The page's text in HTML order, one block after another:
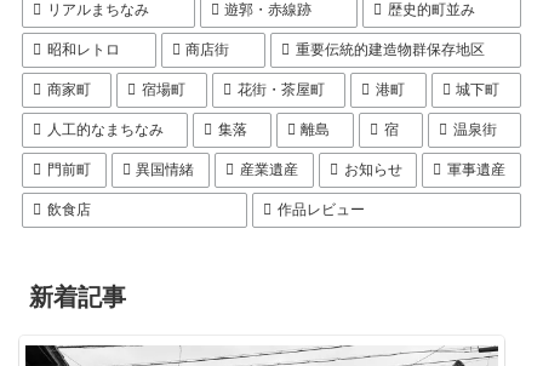
リアルまちなみ 遊郭・赤線跡 歴史的町並み
昭和レトロ 商店街 重要伝統的建造物群保存地区
商家町 宿場町 花街・茶屋町 港町 城下町
人工的なまちなみ 集落 離島 宿 温泉街
門前町 異国情緒 産業遺産 お知らせ 軍事遺産
飲食店 作品レビュー
新着記事